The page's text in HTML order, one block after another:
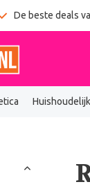
De beste deals
Huishoudelijk